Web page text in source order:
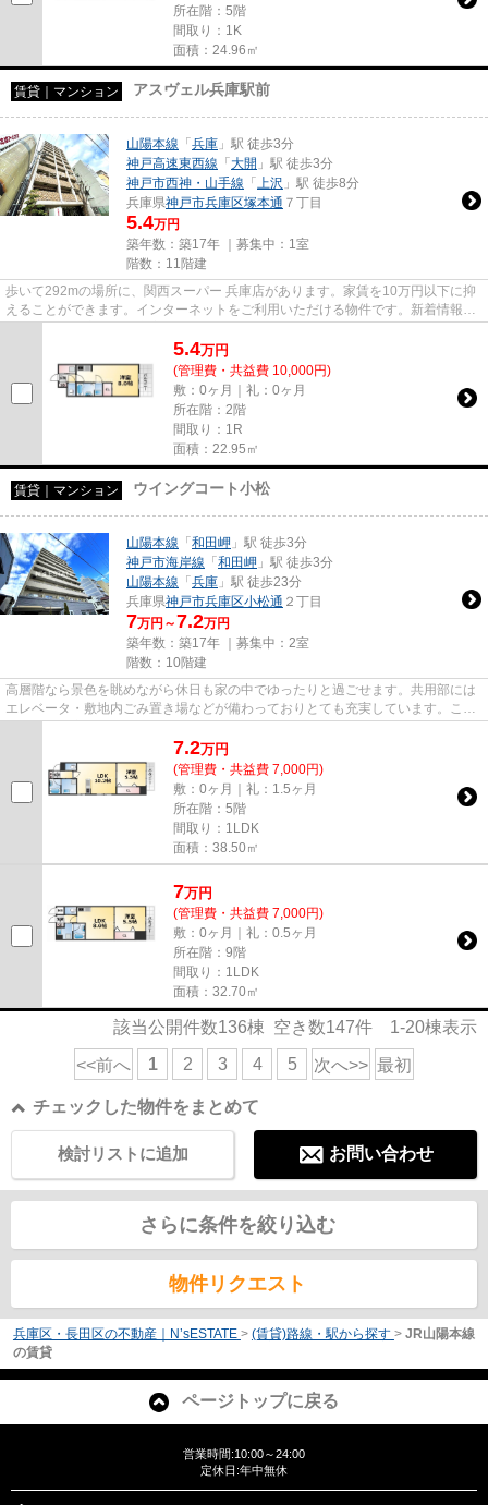
所在階：5階
間取り：1K
面積：24.96㎡
賃貸｜マンション アスヴェル兵庫駅前
山陽本線 「 兵庫 」駅 徒歩3分
神戸高速東西線 「 大開 」駅 徒歩3分
神戸市西神・山手線 「 上沢 」駅 徒歩8分
兵庫県神戸市兵庫区塚本通 ７丁目
5.4万円
築年数：築17年 ｜募集中： 1室
階数：11階建
歩いて292mの場所に、関西スーパー 兵庫店があります。家賃を10万円以下に抑
えることができます。インターネットをご利用いただける物件です。新着情報：
5.4万円
(管理費・共益費 10,000円)
敷：0ヶ月｜礼：0ヶ月
所在階：2階
間取り：1R
面積：22.95㎡
賃貸｜マンション ウイングコート小松
山陽本線 「 和田岬 」駅 徒歩3分
神戸市海岸線 「 和田岬 」駅 徒歩3分
山陽本線 「 兵庫 」駅 徒歩23分
兵庫県神戸市兵庫区小松通 ２丁目
7万円～7.2万円
築年数：築17年 ｜募集中： 2室
階数：10階建
高層階なら景色を眺めながら休日も家の中でゆったりと過ごせます。共用部には
エレベータ・敷地内ごみ置き場などが備わっておりとても充実しています。こち
7.2万円
(管理費・共益費 7,000円)
敷：0ヶ月｜礼：1.5ヶ月
所在階：5階
間取り：1LDK
面積：38.50㎡
7万円
(管理費・共益費 7,000円)
敷：0ヶ月｜礼：0.5ヶ月
所在階：9階
間取り：1LDK
面積：32.70㎡
該当公開件数136棟 空き数147件 1-20棟表示
<<前へ 1 2 3 4 5 次へ>> 最初
チェックした物件をまとめて
お問い合わせ
検討リストに追加
さらに条件を絞り込む
物件リクエスト
兵庫区・長田区の不動産｜N’sESTATE > (賃貸)路線・駅から探す > JR山陽本線
の賃貸
ページトップに戻る
営業時間:10:00～24:00
定休日:年中無休